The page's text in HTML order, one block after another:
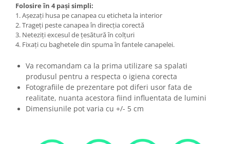
Folosire în 4 pași simpli:
1. Așezați husa pe canapea cu eticheta la interior
2. Trageți peste canapea în direcția corectă
3. Neteziți excesul de țesătură în colțuri
4. Fixați cu baghetele din spuma în fantele canapelei.
Va recomandam ca la prima utilizare sa spalati
produsul pentru a respecta o igiena corecta
Fotografiile de prezentare pot diferi usor fata de
realitate, nuanta acestora fiind influentata de lumini
Dimensiunile pot varia cu +/- 5 cm